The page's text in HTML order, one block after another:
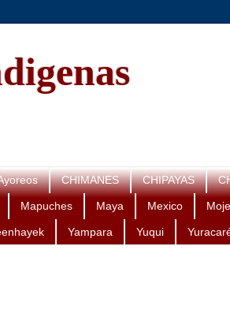
CHIMANES CHIPAYAS
Mapuches Maya Mexico
Yampara Yuqui